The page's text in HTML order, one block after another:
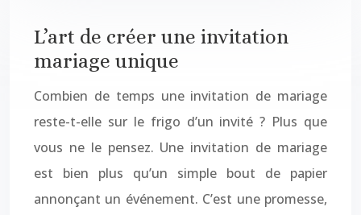
L’art de créer une invitation
mariage unique
Combien de temps une invitation de mariage
reste-t-elle sur le frigo d’un invité ? Plus que
vous ne le pensez. Une invitation de mariage
est bien plus qu’un simple bout de papier
annonçant un événement. C’est une promesse,